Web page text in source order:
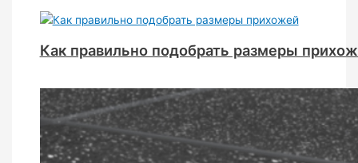
Как правильно подобрать размеры